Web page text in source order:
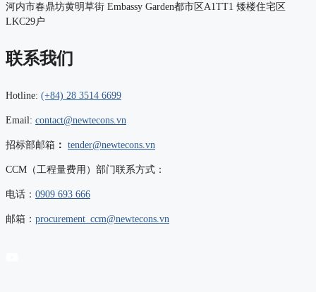
河内市春鼎坊黄明草街 Embassy Garden都市区A1TT1 矮楼住宅区
LKC29户
联系我们
Hotline: (+84) 28 3514 6699
Email: contact@newtecons.vn
招标部邮箱 ： tender@newtecons.vn
CCM（工程量费用）部门联系方式：
电话： 0909 693 666
邮箱： procurement_ccm@newtecons.vn